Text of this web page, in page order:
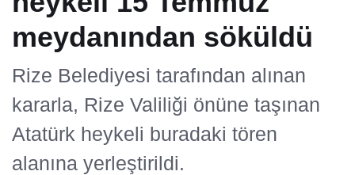
meydanından söküldü
Rize Belediyesi tarafından alınan
kararla, Rize Valiliği önüne taşınan
Atatürk heykeli buradaki tören
alanına yerleştirildi.